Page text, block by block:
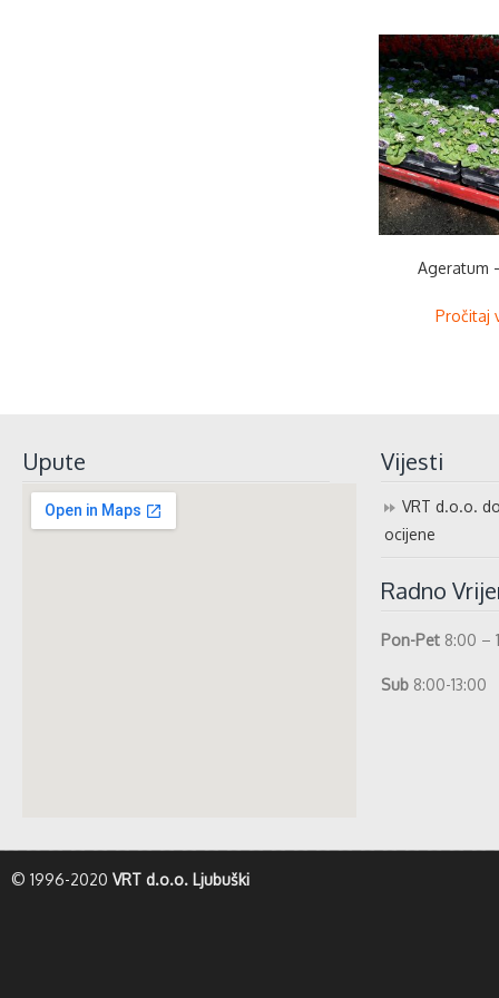
Ageratum
Pročitaj
Upute Vijesti
VRT d.o.o.
ocijene
Radno
Pon-Pet 8:00 –
Sub 8:00-13:00
© 1996-2020 VRT d.o.o. Ljubuški